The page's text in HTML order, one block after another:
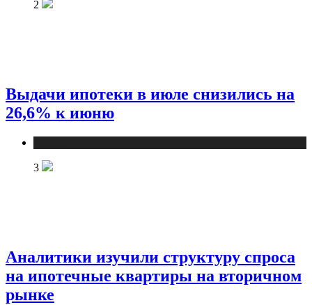
2
Выдачи ипотеки в июле снизились на
26,6% к июню
3
Аналитики изучили структуру спроса
на ипотечные квартиры на вторичном
рынке